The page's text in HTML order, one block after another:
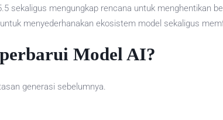
sekaligus mengungkap rencana untuk menghentikan
menyederhanakan ekosistem model sekaligus
Model AI?
generasi sebelumnya.